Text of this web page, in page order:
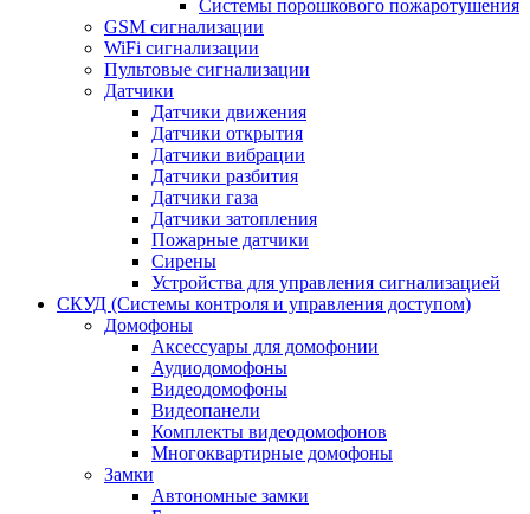
Системы порошкового пожаротушения
GSM сигнализации
WiFi сигнализации
Пультовые сигнализации
Датчики
Датчики движения
Датчики открытия
Датчики вибрации
Датчики разбития
Датчики газа
Датчики затопления
Пожарные датчики
Сирены
Устройства для управления сигнализацией
СКУД (Системы контроля и управления доступом)
Домофоны
Аксессуары для домофонии
Аудиодомофоны
Видеодомофоны
Видеопанели
Комплекты видеодомофонов
Многоквартирные домофоны
Замки
Автономные замки